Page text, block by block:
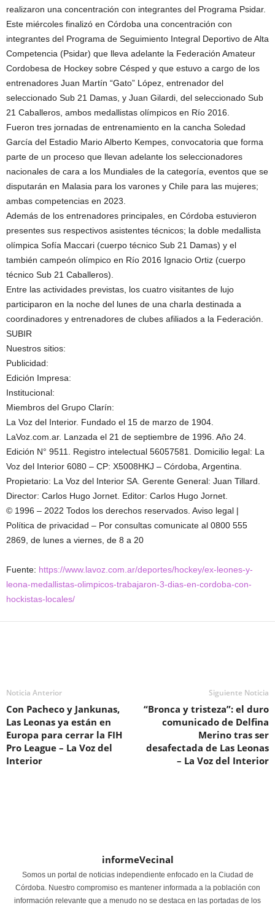
realizaron una concentración con integrantes del Programa Psidar.
Este miércoles finalizó en Córdoba una concentración con
integrantes del Programa de Seguimiento Integral Deportivo de Alta
Competencia (Psidar) que lleva adelante la Federación Amateur
Cordobesa de Hockey sobre Césped y que estuvo a cargo de los
entrenadores Juan Martín “Gato” López, entrenador del
seleccionado Sub 21 Damas, y Juan Gilardi, del seleccionado Sub
21 Caballeros, ambos medallistas olímpicos en Río 2016.
Fueron tres jornadas de entrenamiento en la cancha Soledad
García del Estadio Mario Alberto Kempes, convocatoria que forma
parte de un proceso que llevan adelante los seleccionadores
nacionales de cara a los Mundiales de la categoría, eventos que se
disputarán en Malasia para los varones y Chile para las mujeres;
ambas competencias en 2023.
Además de los entrenadores principales, en Córdoba estuvieron
presentes sus respectivos asistentes técnicos; la doble medallista
olímpica Sofía Maccari (cuerpo técnico Sub 21 Damas) y el
también campeón olímpico en Río 2016 Ignacio Ortiz (cuerpo
técnico Sub 21 Caballeros).
Entre las actividades previstas, los cuatro visitantes de lujo
participaron en la noche del lunes de una charla destinada a
coordinadores y entrenadores de clubes afiliados a la Federación.
SUBIR
Nuestros sitios:
Publicidad:
Edición Impresa:
Institucional:
Miembros del Grupo Clarín:
La Voz del Interior. Fundado el 15 de marzo de 1904.
LaVoz.com.ar. Lanzada el 21 de septiembre de 1996. Año 24.
Edición N° 9511
. Registro intelectual 56057581. Domicilio legal: La
Voz del Interior 6080 – CP: X5008HKJ – Córdoba, Argentina.
Propietario: La Voz del Interior SA. Gerente General: Juan Tillard.
Director: Carlos Hugo Jornet. Editor: Carlos Hugo Jornet.
© 1996 – 2022 Todos los derechos reservados. Aviso legal |
Política de privacidad – Por consultas comunicate al 0800 555
2869, de lunes a viernes, de 8 a 20
Fuente: https://www.lavoz.com.ar/deportes/hockey/ex-leones-y-
leona-medallistas-olimpicos-trabajaron-3-dias-en-cordoba-con-
hockistas-locales/
Noticia Anterior
Con Pacheco y Jankunas,
Las Leonas ya están en
Europa para cerrar la FIH
Pro League – La Voz del
Interior
Siguiente Noticia
“Bronca y tristeza”: el duro
comunicado de Delfina
Merino tras ser
desafectada de Las Leonas
– La Voz del Interior
informeVecinal
Somos un portal de noticias independiente enfocado en la Ciudad de
Córdoba. Nuestro compromiso es mantener informada a la población con
información relevante que a menudo no se destaca en las portadas de los